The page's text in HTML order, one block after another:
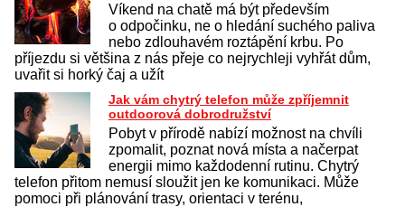
Víkend na chatě má být především
o odpočinku, ne o hledání suchého paliva
nebo zdlouhavém roztápění krbu. Po
příjezdu si většina z nás přeje co nejrychleji vyhřát dům,
uvařit si horký čaj a užít
Jak vám chytrý telefon může zpříjemnit
outdoorová dobrodružství
Pobyt v přírodě nabízí možnost na chvíli
zpomalit, poznat nová místa a načerpat
energii mimo každodenní rutinu. Chytrý
telefon přitom nemusí sloužit jen ke komunikaci. Může
pomoci při plánování trasy, orientaci v terénu,